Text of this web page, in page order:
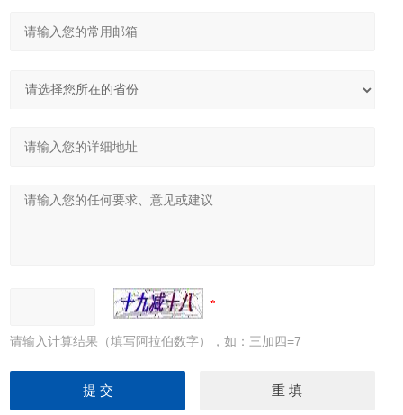
请输入计算结果（填写阿拉伯数字），如：三加四=7